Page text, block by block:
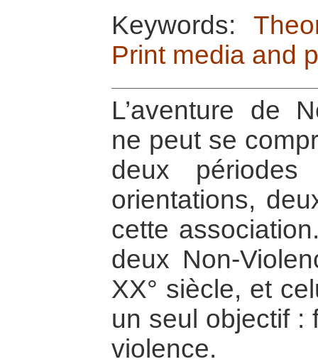
Keywords:
Print media and
L’aventure de
ne peut se
deux
orientations,
cette
deux Non-
XX° siècle, et
un seul objectif :
violence.